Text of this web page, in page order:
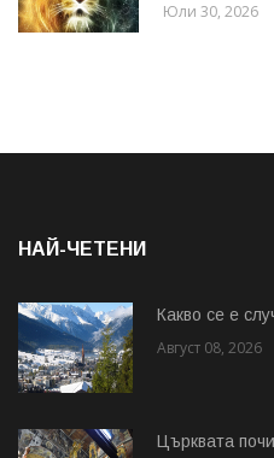
Юли 30, 2026
НАЙ-ЧЕТЕНИ
Какво се е
Август 08, 2026
Църквата